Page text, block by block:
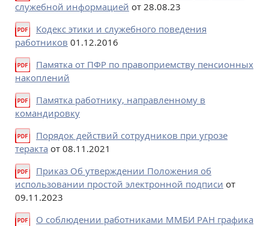
служебной информацией от 28.08.23
Кодекс этики и служебного поведения
работников 01.12.2016
Памятка от ПФР по правоприемству пенсионных
накоплений
Памятка работнику, направленному в
командировку
Порядок действий сотрудников при угрозе
теракта от 08.11.2021
Приказ Об утверждении Положения об
использовании простой электронной подписи от
09.11.2023
О соблюдении работниками ММБИ РАН графика